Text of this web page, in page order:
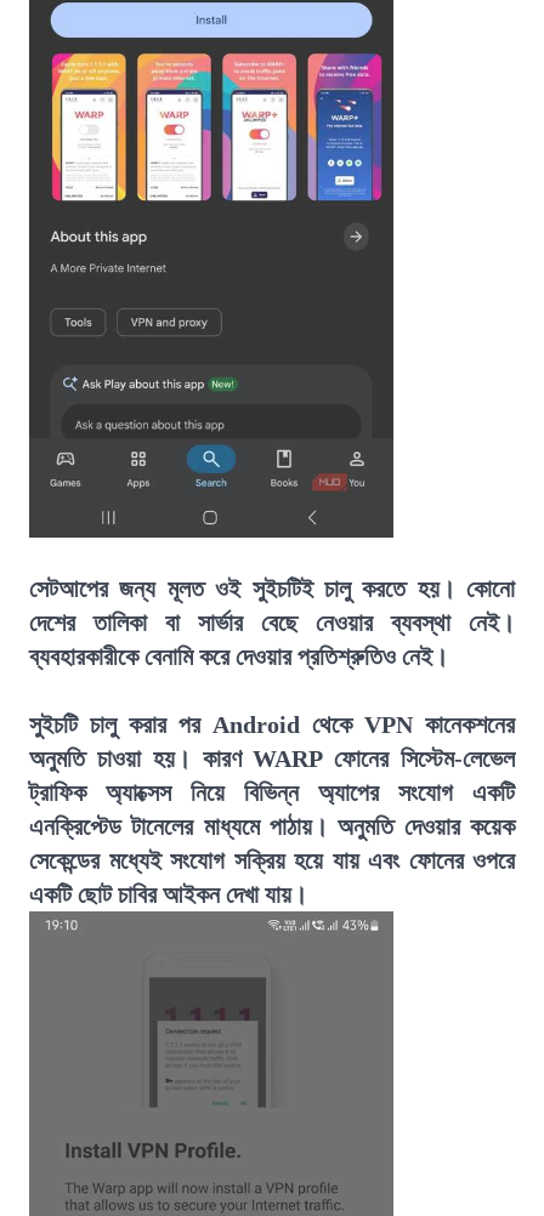
সেটআপের জন্য মূলত ওই সুইচটিই চালু করতে হয়। কোনো
দেশের তালিকা বা সার্ভার বেছে নেওয়ার ব্যবস্থা নেই।
ব্যবহারকারীকে বেনামি করে দেওয়ার প্রতিশ্রুতিও নেই।
সুইচটি চালু করার পর Android থেকে VPN কানেকশনের
অনুমতি চাওয়া হয়। কারণ WARP ফোনের সিস্টেম-লেভেল
ট্রাফিক অ্যাক্সেস নিয়ে বিভিন্ন অ্যাপের সংযোগ একটি
এনক্রিপ্টেড টানেলের মাধ্যমে পাঠায়। অনুমতি দেওয়ার কয়েক
সেকেন্ডের মধ্যেই সংযোগ সক্রিয় হয়ে যায় এবং ফোনের ওপরে
একটি ছোট চাবির আইকন দেখা যায়।